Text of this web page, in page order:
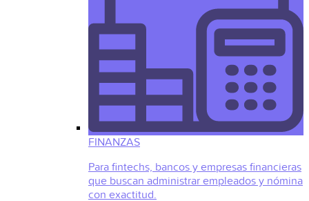
FINANZAS
Para fintechs, bancos y empresas financieras
que buscan administrar empleados y nómina
con exactitud.